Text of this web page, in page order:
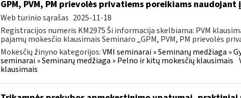
GPM, PVM, PM prievolės privatiems poreikiams
Web turinio sąrašas 2025-11-18
Registracijos numeris KM2975 Ši informacija skelbiama: PVM
pajamų mokesčio klausimais Seminaro „GPM, PVM, PM prievolės
Mokesčių žinyno kategorijos:VMI seminarai » Seminarų medžiaga »
seminarai » Seminarų medžiaga » Pelno ir kitų mokesčių klausimais
klausimais